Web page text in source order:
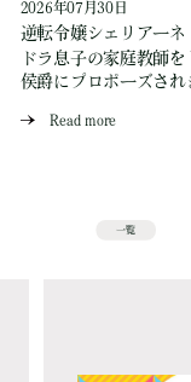
2026年07月30日
逆転令嬢シェリアーネ
ドラ息子の家庭教師
侯爵にプロポーズされ
Read more
一覧